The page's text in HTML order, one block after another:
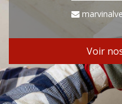
Voir